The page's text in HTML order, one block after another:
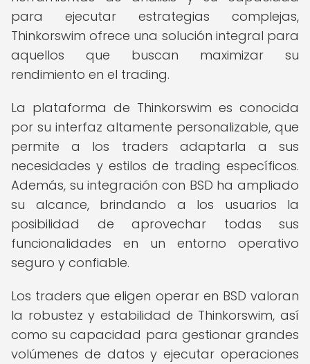
para ejecutar estrategias complejas,
Thinkorswim ofrece una solución integral para
aquellos que buscan maximizar su
rendimiento en el trading.
La plataforma de Thinkorswim es conocida
por su interfaz altamente personalizable, que
permite a los traders adaptarla a sus
necesidades y estilos de trading específicos.
Además, su integración con BSD ha ampliado
su alcance, brindando a los usuarios la
posibilidad de aprovechar todas sus
funcionalidades en un entorno operativo
seguro y confiable.
Los traders que eligen operar en BSD valoran
la robustez y estabilidad de Thinkorswim, así
como su capacidad para gestionar grandes
volúmenes de datos y ejecutar operaciones